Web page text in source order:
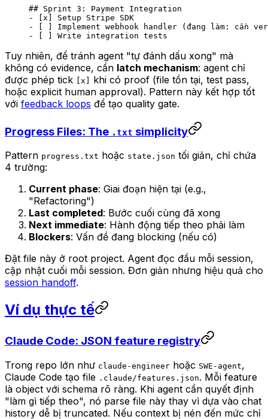
## Sprint 3: Payment Integration
-
x ] Setup Stripe SDK
-
[ ] Implement webhook handler (đang làm: cần
-
[ ] Write integration tests
Tuy nhiên, để tránh agent "tự đánh dấu xong" mà
không có evidence, cần latch mechanism: agent chỉ
được phép tick
[x]
khi có proof (file tồn tại, test pass,
hoặc explicit human approval). Pattern này kết hợp tốt
với feedback loops để tạo quality gate.
Progress Files: The .txt simplicity
Pattern progress.txt hoặc state.json tối giản, chỉ chứa
4 trường:
Current phase: Giai đoạn hiện tại (e.g.,
"Refactoring")
Last completed: Bước cuối cùng đã xong
Next immediate: Hành động tiếp theo phải làm
Blockers: Vấn đề đang blocking (nếu có)
Đặt file này ở root project. Agent đọc đầu mỗi session,
cập nhật cuối mỗi session. Đơn giản nhưng hiệu quả cho
session handoff.
Ví dụ thực tế
Claude Code: JSON feature registry
Trong repo lớn như claude-engineer hoặc SWE-agent,
Claude Code tạo file .claude/features.json. Mỗi feature
là object với schema rõ ràng. Khi agent cần quyết định
"làm gì tiếp theo", nó parse file này thay vì dựa vào chat
history dễ bị truncated. Nếu context bị nén đến mức chỉ